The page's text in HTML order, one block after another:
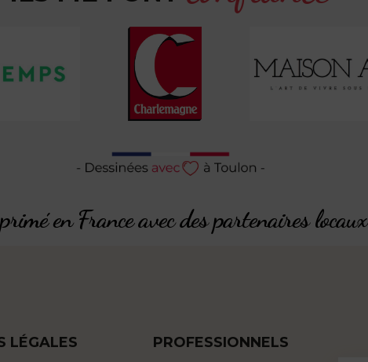
en France avec des partenaires locaux
LÉGALES PROFESSIONNELS